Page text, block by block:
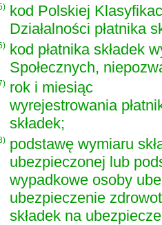
kod Polskiej
Działalności płatnika
kod płatnika składek
Społecznych,
rok i miesiąc
wyrejestrowania
składek;
podstawę wymiaru
ubezpieczonej lub
wypadkowe osoby
ubezpieczenie
składek na